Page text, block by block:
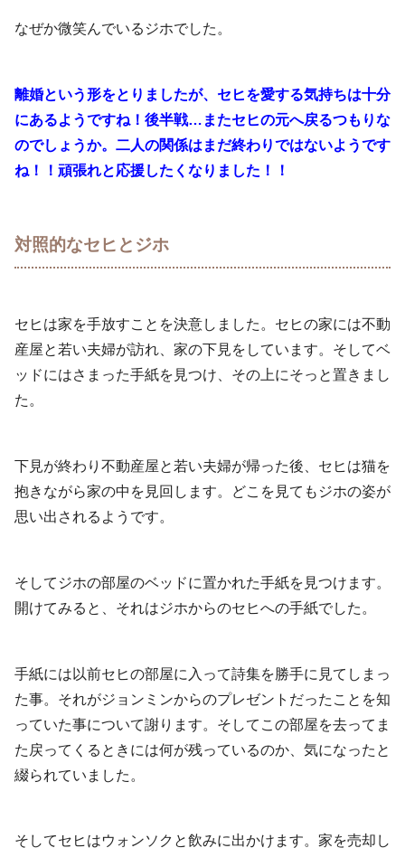
なぜか微笑んでいるジホでした。
離婚という形をとりましたが、セヒを愛する気持ちは十分
にあるようですね！後半戦…またセヒの元へ戻るつもりな
のでしょうか。二人の関係はまだ終わりではないようです
ね！！頑張れと応援したくなりました！！
対照的なセヒとジホ
セヒは家を手放すことを決意しました。セヒの家には不動
産屋と若い夫婦が訪れ、家の下見をしています。そしてベ
ッドにはさまった手紙を見つけ、その上にそっと置きまし
た。
下見が終わり不動産屋と若い夫婦が帰った後、セヒは猫を
抱きながら家の中を見回します。どこを見てもジホの姿が
思い出されるようです。
そしてジホの部屋のベッドに置かれた手紙を見つけます。
開けてみると、それはジホからのセヒへの手紙でした。
手紙には以前セヒの部屋に入って詩集を勝手に見てしまっ
た事。それがジョンミンからのプレゼントだったことを知
っていた事について謝ります。そしてこの部屋を去ってま
た戻ってくるときには何が残っているのか、気になったと
綴られていました。
そしてセヒはウォンソクと飲みに出かけます。家を売却し